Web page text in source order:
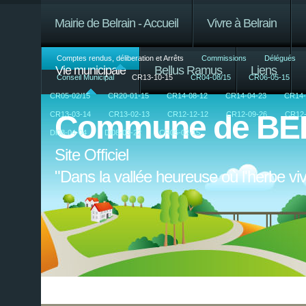
Mairie de Belrain - Accueil Vivre à Belrain
Vie municipale
Comptes rendus, déliberation et Arrêts
Conseil Municipal CR13-10-15 CR04-08/15 CR06-05-15
CR05-02/15 CR20-01-15 CR14-08-12 CR14-04-23
CR13-03-14 CR13-02-13 CR12-12-12 CR12-09-26
Dl08-04-04 Dl08-03-22 CR05-02-15
Commissions Délégués
Bellus Ramus Liens
Commune de
Site Officiel
"Dans la vallée heureuse où l'herbe